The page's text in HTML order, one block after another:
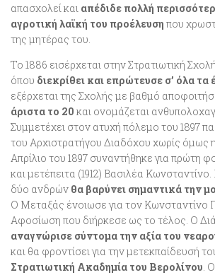
απασχολεί και απέδιδε πολλή
αγροτική λαϊκή του προέλευση που
της μητέρας του.
Το 1886 εισέρχεται στην Στρατιωτική
όπου διεκρίθει και επρώτευσε σ’ όλα τα
εξέρχεται της Σχολής με βαθμό
άριστα το 20 και ονομάζεται
Συμμετέχει στον ατυχή πόλεμο του 1897
του Αρχιστρατήγου Διαδόχου χωρίς όμως
Απρίλιο του 1897 συναντήθηκε για πρώτη
και μετέπειτα (1912) Βασιλέα
δύο ανδρών θα βαρύνει σημαντικά την
Ο Μεταξάς ένοιωσε για τον Κωνσταντίνο
Αφοσίωση που διήρκεσε ως το τέλος. Ο
αναγνώρισε σύντομα την αξία του
και θα φροντίσει για την μετεκπαίδευσή
Στρατιωτική Ακαδημία του Βερολίνου.